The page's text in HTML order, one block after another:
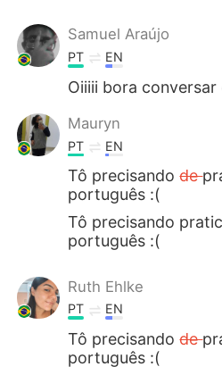
Samuel Araújo
PT EN
Oiiiii bora conversar
Mauryn
PT EN
Tô precisandode
português :(
Tô precisando
português :(
Ruth Ehlke
PT EN
Tô precisandode
português :(